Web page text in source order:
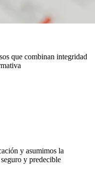
que combinan integridad
y asumimos la
y predecible